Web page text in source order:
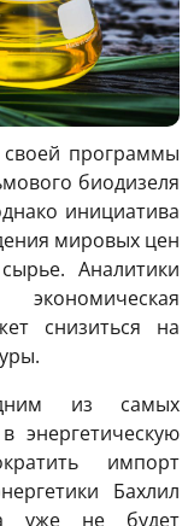
своей программы
биодизеля
инициатива
мировых цен
Аналитики
снизиться на
из самых
энергетическую
импорт
Бахлил
уже не будет